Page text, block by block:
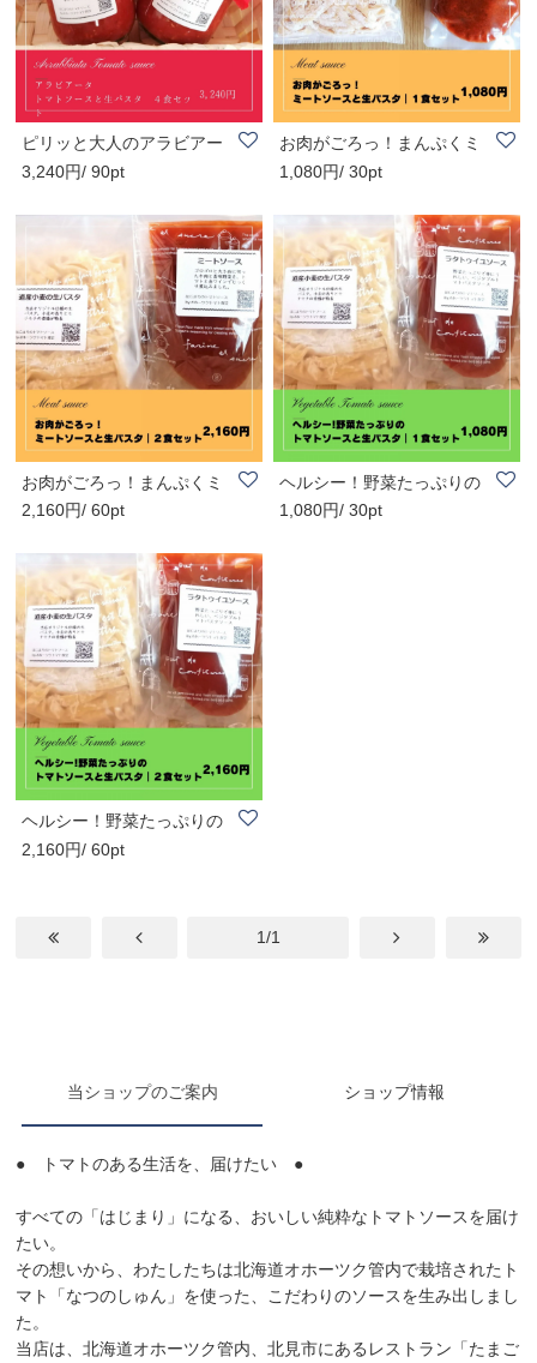
ピリッと大人のアラビアー
タソースと生パ..
3,240円/ 90pt
お肉がごろっ！まんぷくミ
ートソースと生..
1,080円/ 30pt
お肉がごろっ！まんぷくミ
ートソースと生..
2,160円/ 60pt
ヘルシー！野菜たっぷりの
トマトソースと..
1,080円/ 30pt
ヘルシー！野菜たっぷりの
トマトソースと..
2,160円/ 60pt
1/1
当ショップのご案内 ショップ情報
● トマトのある生活を、届けたい ●
すべての「はじまり」になる、おいしい純粋なトマトソースを届け
たい。
その想いから、わたしたちは北海道オホーツク管内で栽培されたト
マト「なつのしゅん」を使った、こだわりのソースを生み出しまし
た。
当店は、北海道オホーツク管内、北見市にあるレストラン「たまご